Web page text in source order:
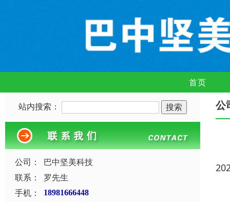
首页
站内搜索：
公司：
巴中坚美科技
联系：
罗先生
手机：
18981666448
公